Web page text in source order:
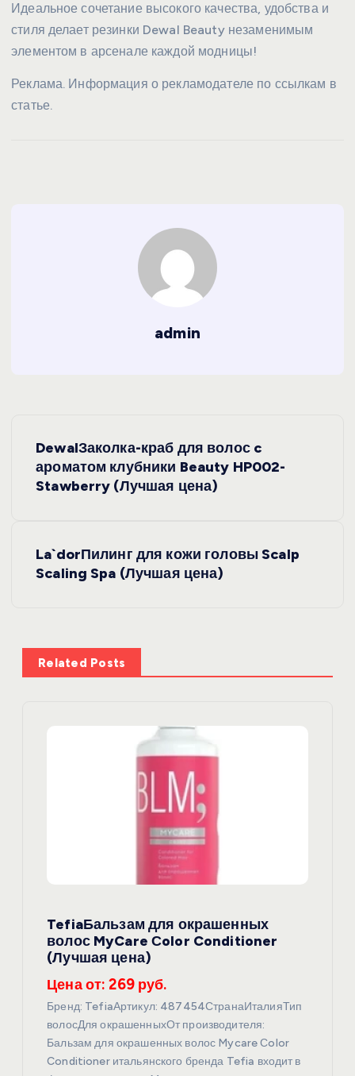
Идеальное сочетание высокого качества, удобства и
стиля делает резинки Dewal Beauty незаменимым
элементом в арсенале каждой модницы!
Реклама. Информация о рекламодателе по ссылкам в
статье.
admin
DewalЗаколка-краб для волос c
ароматом клубники Beauty HP002-
Stawberry (Лучшая цена)
La`dorПилинг для кожи головы Scalp
Scaling Spa (Лучшая цена)
Related Posts
TefiaБальзам для окрашенных
волос MyCare Сolor Conditioner
(Лучшая цена)
Цена от: 269 руб.
Бренд: TefiaАртикул: 487454СтранаИталияТип
волосДля окрашенныхОт производителя:
Бальзам для окрашенных волос Mycare Сolor
Conditioner итальянского бренда Tefia входит в